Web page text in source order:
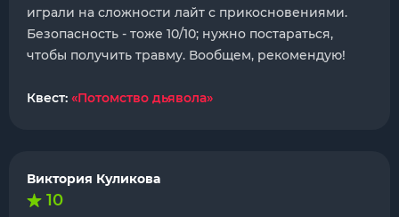
играли на сложности лайт с прикосновениями.
Безопасность - тоже 10/10; нужно постараться,
чтобы получить травму. Вообщем, рекомендую!
Квест: «Потомство дьявола»
Виктория Куликова
10